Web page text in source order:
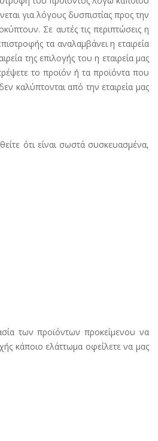
για λόγους δυσπιστίας προς την
Σε αυτές τις περιπτώσεις η
τα αναλαμβάνει η εταιρεία
της επιλογής του η εταιρεία μας
το προϊόν ή τα προϊόντα που
καλύπτονται από την εταιρεία μας
ότι είναι σωστά συσκευασμένα,
των προϊόντων προκείμενου να
κάποιο ελάττωμα οφείλετε να μας